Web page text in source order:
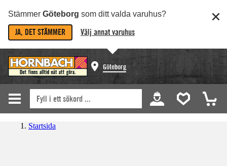
Stämmer Göteborg som ditt valda varuhus?
JA, DET STÄMMER Välj annat varuhus
Göteborg
Startsida